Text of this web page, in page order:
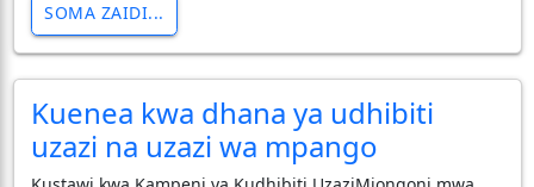
SOMA ZAIDI...
Kuenea kwa dhana ya udhibiti
uzazi na uzazi wa mpango